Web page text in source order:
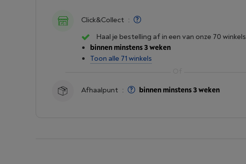
Click&Collect :
Haal je bestelling af in een van onze 70 winkels
binnen minstens 3 weken
Toon alle 71 winkels
Afhaalpunt : binnen minstens 3 weken